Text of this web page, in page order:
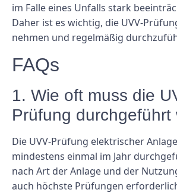
im Falle eines Unfalls stark
Daher ist es wichtig, die UVV-
nehmen und regelmäßig
FAQs
1. Wie oft muss die
Prüfung durchgeführt
Die UVV-Prüfung elektrischer
mindestens einmal im Jahr
nach Art der Anlage und der
auch höchste Prüfungen